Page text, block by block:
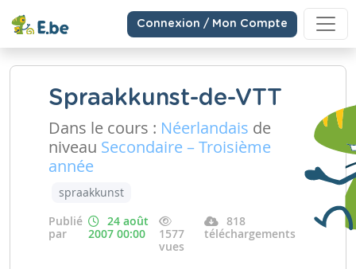
Connexion / Mon Compte
Spraakkunst-de-VTT
Dans le cours : Néerlandais de
niveau Secondaire – Troisième
année
spraakkunst
Publié
par
24 août
2007 00:00
1577
vues
818
téléchargements